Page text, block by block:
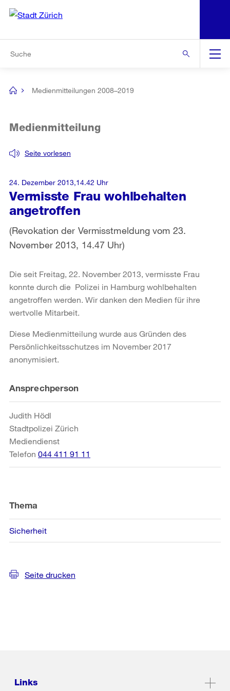
Navigation
[no
Medienmitteilungen 2008–2019
Vermisste Frau wohlbehalten
angetroffen
Seite vorlesen
Medienmitteilung
(Revokation der Vermisstmeldung vom 23.
November 2013, 14.47 Uhr)
24. Dezember 2013,14.42 Uhr
Die seit Freitag, 22. November 2013, vermisste Frau
konnte durch die Polizei in Hamburg wohlbehalten
angetroffen werden. Wir danken den Medien für ihre
wertvolle Mitarbeit.
Diese Medienmitteilung wurde aus Gründen des
Persönlichkeitsschutzes im November 2017
anonymisiert.
Weitere
Informationen
Ansprechperson
Judith Hödl
Stadtpolizei Zürich
Mediendienst
Telefon 044 411 91 11
Thema
Sicherheit
Seite drucken
Links